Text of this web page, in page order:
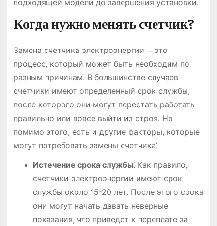
подходящей модели до завершения установки.
Когда нужно менять счетчик?
Замена счетчика электроэнергии ─ это
процесс, который может быть необходим по
разным причинам. В большинстве случаев
счетчики имеют определенный срок службы,
после которого они могут перестать работать
правильно или вовсе выйти из строя. Но
помимо этого, есть и другие факторы, которые
могут потребовать замены счетчика⁚
Истечение срока службы⁚ Как правило,
счетчики электроэнергии имеют срок
службы около 15-20 лет. После этого срока
они могут начать давать неверные
показания, что приведет к переплате за